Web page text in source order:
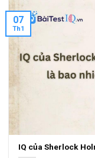
IQ của Sherlock
07
Th1